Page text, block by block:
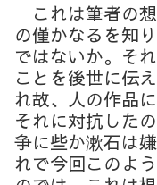
これは筆者の
の僅かなるを知
ではないか。そ
ことを後世に伝
れ故、人の作品
それに対抗した
争に些か漱石は
れで今回このよ